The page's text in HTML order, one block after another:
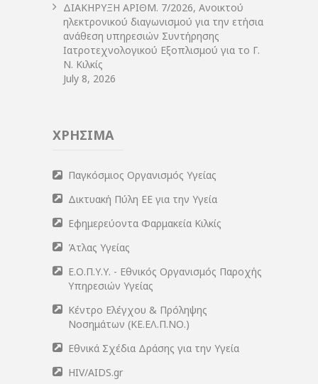
ΔIΑΚΗΡΥΞΗ ΑΡIΘΜ. 7/2026, Ανοικτού
ηλεκτρονικού διαγωνισμού για την ετήσια
ανάθεση υπηρεσιών Συντήρησης
Ιατροτεχνολογικού Εξοπλισμού για το Γ.
Ν. Κιλκίς
July 8, 2026
ΧΡΗΣΙΜΑ
Παγκόσμιος Οργανισμός Υγείας
Δικτυακή Πύλη ΕΕ για την Υγεία
Εφημερεύοντα Φαρμακεία Κιλκίς
Άτλας Υγείας
Ε.Ο.Π.Υ.Υ. - Εθνικός Οργανισμός Παροχής
Υπηρεσιών Υγείας
Κέντρο Ελέγχου & Πρόληψης
Νοσημάτων (ΚΕ.ΕΛ.Π.ΝΟ.)
Εθνικά Σχέδια Δράσης για την Υγεία
HIV/AIDS.gr